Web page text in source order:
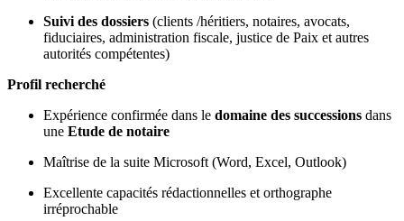
Suivi des dossiers (clients /héritiers, notaires, avocats,
fiduciaires, administration fiscale, justice de Paix et autres
autorités compétentes)
Profil recherché
Expérience confirmée dans le domaine des successions dans
une Etude de notaire
Maîtrise de la suite Microsoft (Word, Excel, Outlook)
Excellente capacités rédactionnelles et orthographe
irréprochable